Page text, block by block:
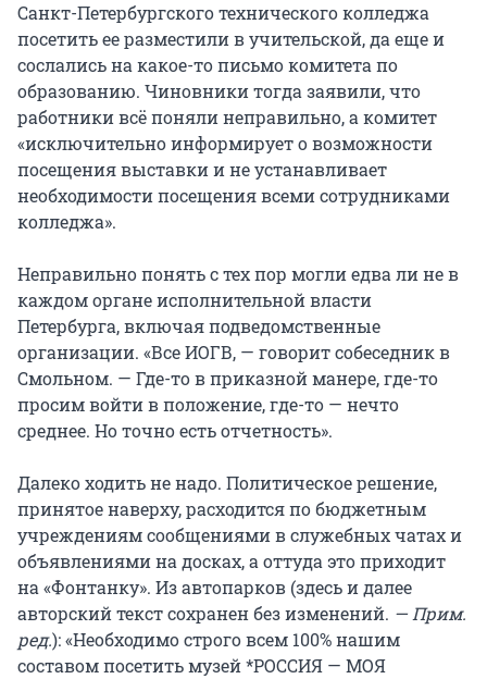
Санкт-Петербургского технического колледжа
посетить ее разместили в учительской, да еще и
сослались на какое-то письмо комитета по
образованию. Чиновники тогда заявили, что
работники всё поняли неправильно, а комитет
«исключительно информирует о возможности
посещения выставки и не устанавливает
необходимости посещения всеми сотрудниками
колледжа».
Неправильно понять с тех пор могли едва ли не в
каждом органе исполнительной власти
Петербурга, включая подведомственные
организации. «Все ИОГВ, — говорит собеседник в
Смольном. — Где-то в приказной манере, где-то
просим войти в положение, где-то — нечто
среднее. Но точно есть отчетность».
Далеко ходить не надо. Политическое решение,
принятое наверху, расходится по бюджетным
учреждениям сообщениями в служебных чатах и
объявлениями на досках, а оттуда это приходит
на «Фонтанку». Из автопарков (здесь и далее
авторский текст сохранен без изменений. — Прим.
ред.): «Необходимо строго всем 100% нашим
составом посетить музей *РОССИЯ — МОЯ